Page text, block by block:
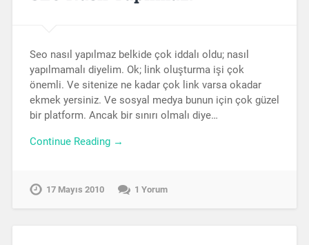
Seo nasıl yapılmaz belkide çok iddalı oldu; nasıl
yapılmamalı diyelim. Ok; link oluşturma işi çok
önemli. Ve sitenize ne kadar çok link varsa okadar
ekmek yersiniz. Ve sosyal medya bunun için çok güzel
bir platform. Ancak bir sınırı olmalı diye…
Continue Reading →
17 Mayıs 2010 1 Yorum